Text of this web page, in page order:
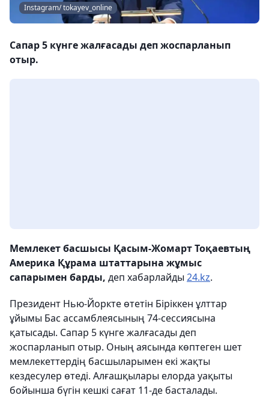
Instagram/ tokayev_online
Сапар 5 күнге жалғасады деп жоспарланып
отыр.
Мемлекет басшысы Қасым-Жомарт Тоқаевтың
Америка Құрама штаттарына жұмыс
сапарымен барды, деп хабарлайды 24.kz.
Президент Нью-Йоркте өтетін Біріккен ұлттар
ұйымы Бас ассамблеясының 74-сессиясына
қатысады. Сапар 5 күнге жалғасады деп
жоспарланып отыр. Оның аясында көптеген шет
мемлекеттердің басшыларымен екі жақты
кездесулер өтеді. Алғашқылары елорда уақыты
бойынша бүгін кешкі сағат 11-де басталады.